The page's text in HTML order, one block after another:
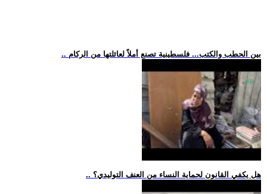
.. بين الحطب والكتب... فلسطينية تصنع أملاً لعائلتها من الركام
.. هل يكفي القانون لحماية النساء من العنف التوليدي؟